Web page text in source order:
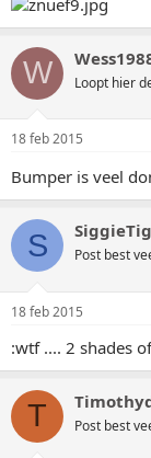
W Loopt hier
18 feb 2015
Bumper is veel
S Post best
18 feb 2015
:wtf .... 2 shades
T Post best